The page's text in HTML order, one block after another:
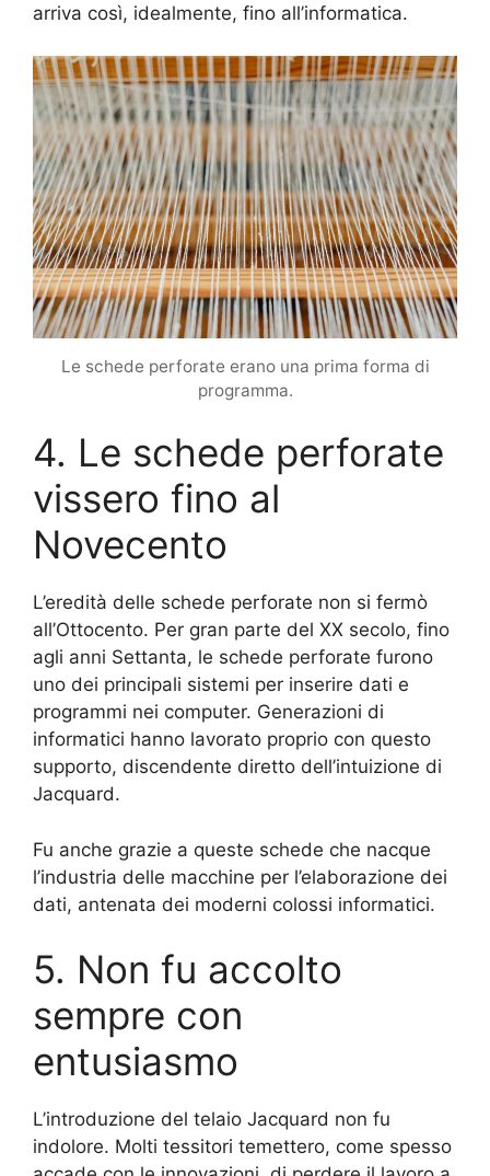
arriva così, idealmente, fino all’informatica.
Le schede perforate erano una prima forma di
programma.
4. Le schede perforate
vissero fino al
Novecento
L’eredità delle schede perforate non si fermò
all’Ottocento. Per gran parte del XX secolo, fino
agli anni Settanta, le schede perforate furono
uno dei principali sistemi per inserire dati e
programmi nei computer. Generazioni di
informatici hanno lavorato proprio con questo
supporto, discendente diretto dell’intuizione di
Jacquard.
Fu anche grazie a queste schede che nacque
l’industria delle macchine per l’elaborazione dei
dati, antenata dei moderni colossi informatici.
5. Non fu accolto
sempre con
entusiasmo
L’introduzione del telaio Jacquard non fu
indolore. Molti tessitori temettero, come spesso